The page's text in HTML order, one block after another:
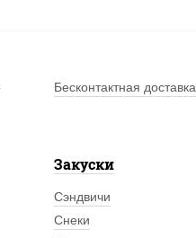
Бесконтактная доставка
Закуски
Сэндвичи
Снеки